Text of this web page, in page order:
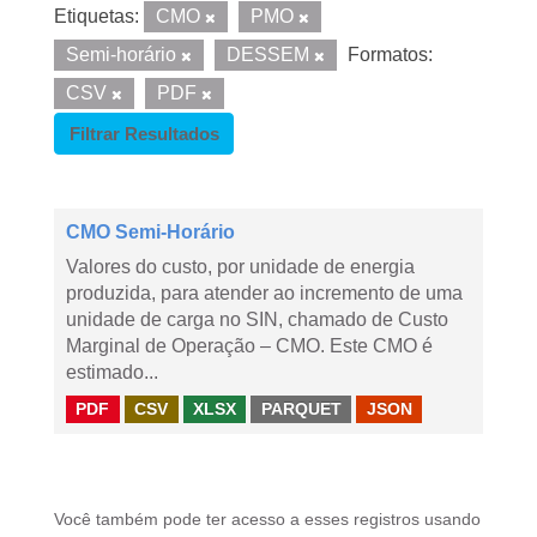
Etiquetas: CMO
PMO
Semi-horário
DESSEM
Formatos:
CSV
PDF
Filtrar Resultados
CMO Semi-Horário
Valores do custo, por unidade de energia
produzida, para atender ao incremento de uma
unidade de carga no SIN, chamado de Custo
Marginal de Operação – CMO. Este CMO é
estimado...
PDF CSV XLSX PARQUET JSON
Você também pode ter acesso a esses registros usando